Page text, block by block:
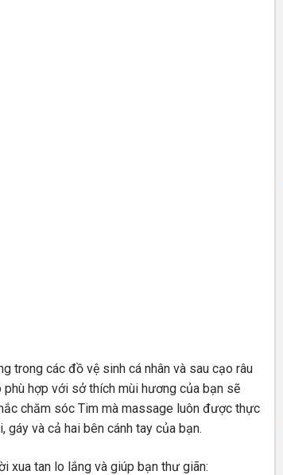
trong các đồ vệ sinh cá nhân và sau cạo râu
hợp với sở thích mùi hương của bạn sẽ
chăm sóc Tim mà massage luôn được thực
và cả hai bên cánh tay của bạn.
xua tan lo lắng và giúp bạn thư giãn: